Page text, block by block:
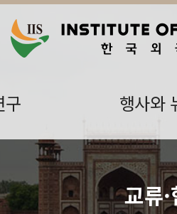
구 행사와
교류